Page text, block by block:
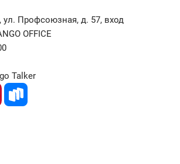
ул. Профсоюзная, д. 57, вход
OFFICE
Talker